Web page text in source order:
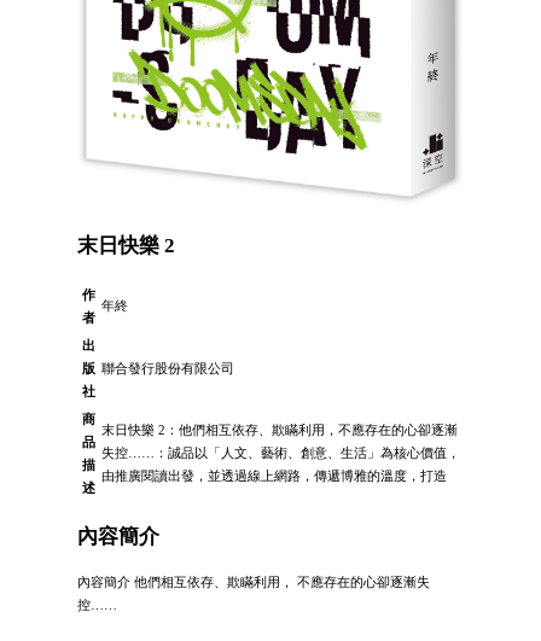
末日快樂 2
作
者
年終
出
版
社
聯合發行股份有限公司
商
品
描
述
末日快樂 2：他們相互依存、欺瞞利用，不應存在的心卻逐漸
失控……：誠品以「人文、藝術、創意、生活」為核心價值，
由推廣閱讀出發，並透過線上網路，傳遞博雅的溫度，打造
內容簡介
內容簡介 他們相互依存、欺瞞利用， 不應存在的心卻逐漸失
控……